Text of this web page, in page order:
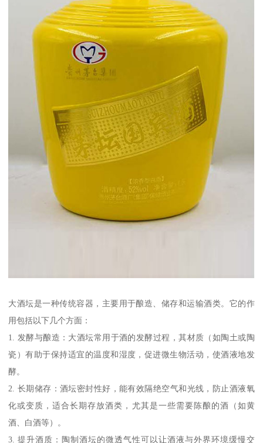
大酒坛是一种传统容器，主要用于酿造、储存和运输酒类。它的作
用包括以下几个方面：
1. 发酵与酿造：大酒坛常用于酒的发酵过程，其材质（如陶土或陶
瓷）有助于保持适宜的温度和湿度，促进微生物活动，使酒液地发
酵。
2. 长期储存：酒坛密封性好，能有效隔绝空气和光线，防止酒液氧
化或变质，适合长期存放酒类，尤其是一些需要陈酿的酒（如黄
酒、白酒等）。
3. 提升酒质：陶制酒坛的微透气性可以让酒液与外界环境缓慢交